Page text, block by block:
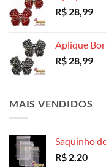
R$ 28,99
Aplique
R$ 28,99
MAIS VENDIDOS
Saquinho
R$ 2,20